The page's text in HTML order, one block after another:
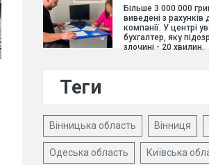
Більше 3 000 000
виведені з рахунків
компанії. У центрі
бухгалтер, яку
злочині - 20 хвилин.
Теги
Вінницька область Вінниця
Одеська область Київська